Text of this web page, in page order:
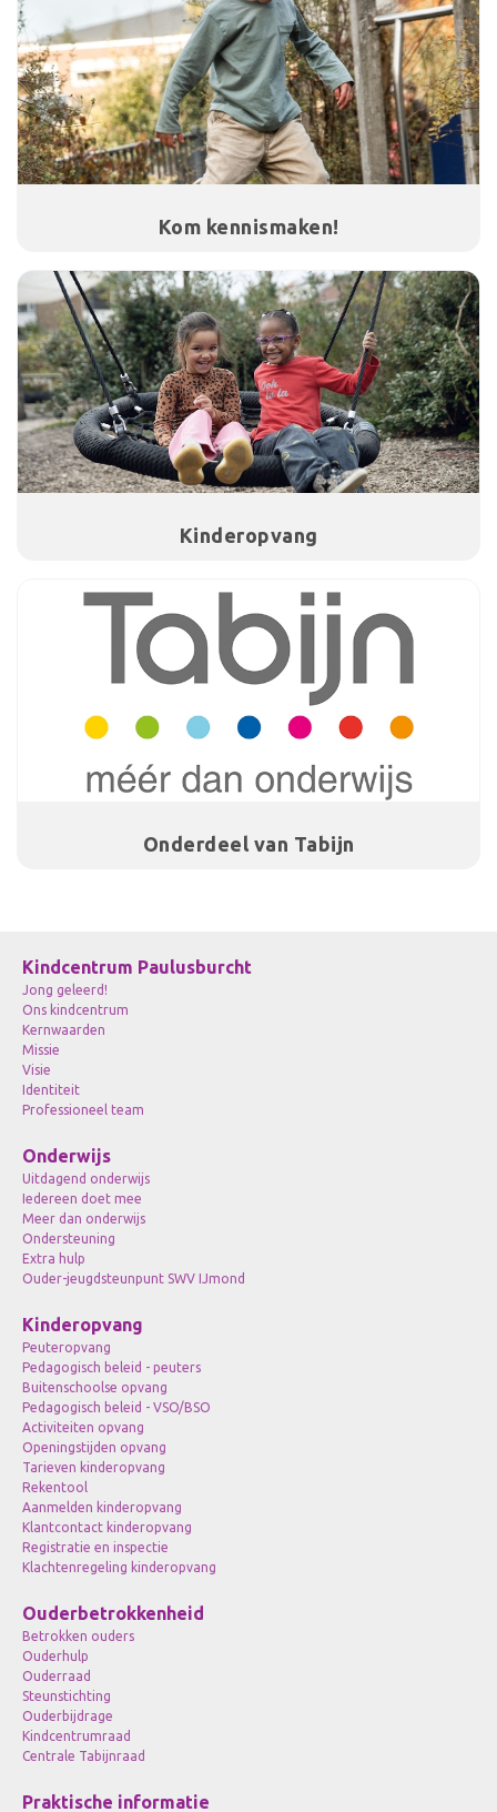
Kom kennismaken!
Kinderopvang
Onderdeel van Tabijn
Kindcentrum Paulusburcht
Jong geleerd!
Ons kindcentrum
Kernwaarden
Missie
Visie
Identiteit
Professioneel team
Onderwijs
Uitdagend onderwijs
Iedereen doet mee
Meer dan onderwijs
Ondersteuning
Extra hulp
Ouder-jeugdsteunpunt SWV IJmond
Kinderopvang
Peuteropvang
Pedagogisch beleid - peuters
Buitenschoolse opvang
Pedagogisch beleid - VSO/BSO
Activiteiten opvang
Openingstijden opvang
Tarieven kinderopvang
Rekentool
Aanmelden kinderopvang
Klantcontact kinderopvang
Registratie en inspectie
Klachtenregeling kinderopvang
Ouderbetrokkenheid
Betrokken ouders
Ouderhulp
Ouderraad
Steunstichting
Ouderbijdrage
Kindcentrumraad
Centrale Tabijnraad
Praktische informatie